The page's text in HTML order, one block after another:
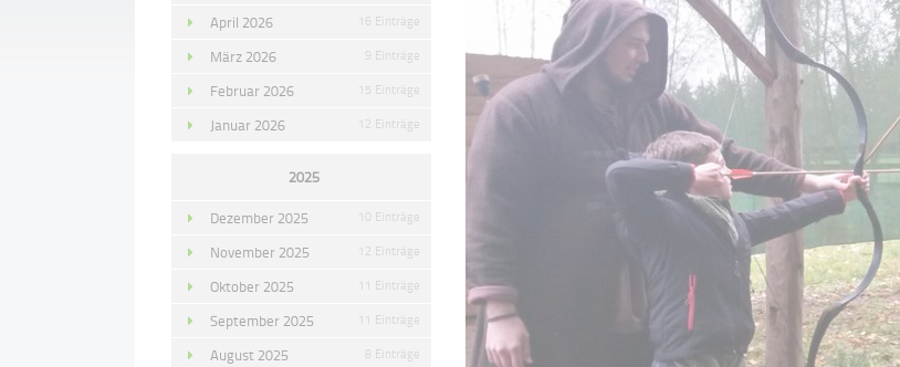
April 2026 16 Einträge
März 2026 9 Einträge
Februar 2026 15 Einträge
Januar 2026 12 Einträge
2025
Dezember 2025 10 Einträge
November 2025 12 Einträge
Oktober 2025 11 Einträge
September 2025 11 Einträge
August 2025 8 Einträge